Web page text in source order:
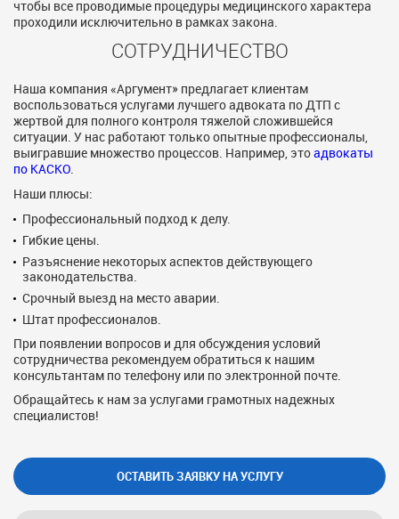
чтобы все проводимые процедуры медицинского характера
проходили исключительно в рамках закона.
СОТРУДНИЧЕСТВО
Наша компания «Аргумент» предлагает клиентам
воспользоваться услугами лучшего адвоката по ДТП с
жертвой для полного контроля тяжелой сложившейся
ситуации. У нас работают только опытные профессионалы,
выигравшие множество процессов. Например, этоадвокаты
по КАСКО.
Наши плюсы:
Профессиональный подход к делу.
Гибкие цены.
Разъяснение некоторых аспектов действующего
законодательства.
Срочный выезд на место аварии.
Штат профессионалов.
При появлении вопросов и для обсуждения условий
сотрудничества рекомендуем обратиться к нашим
консультантам по телефону или по электронной почте.
Обращайтесь к нам за услугами грамотных надежных
специалистов!
ОСТАВИТЬ ЗАЯВКУ НА УСЛУГУ